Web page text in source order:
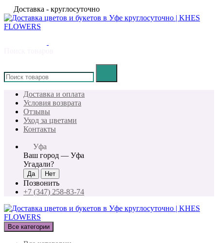
Доставка - круглосуточно
Доставка и оплата
Условия возврата
Отзывы
Уход за цветами
Контакты
Уфа
Ваш город — Уфа
Угадали?
Позвонить
+7 (347) 258-83-74
Все категории